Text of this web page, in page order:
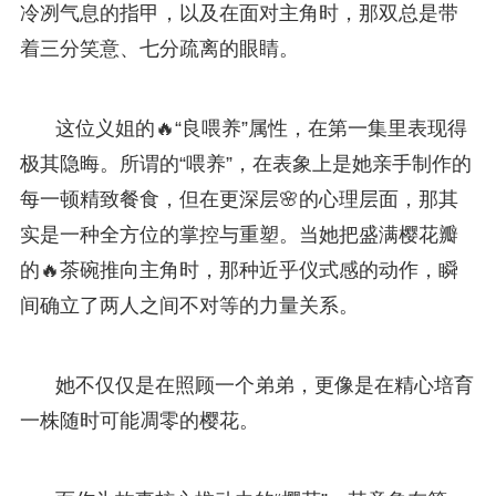
冷冽气息的指甲，以及在面对主角时，那双总是带
着三分笑意、七分疏离的眼睛。
这位义姐的🔥“良喂养”属性，在第一集里表现得
极其隐晦。所谓的“喂养”，在表象上是她亲手制作的
每一顿精致餐食，但在更深层🌸的心理层面，那其
实是一种全方位的掌控与重塑。当她把盛满樱花瓣
的🔥茶碗推向主角时，那种近乎仪式感的动作，瞬
间确立了两人之间不对等的力量关系。
她不仅仅是在照顾一个弟弟，更像是在精心培育
一株随时可能凋零的樱花。